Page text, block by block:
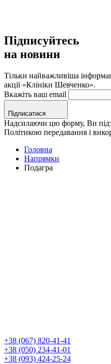
Підписуйтесь
на новини
Тільки найважливіша
акції «Клініки Шевченко».
Вкажіть ваш email
Підписатися
Надсилаючи цю форму, Ви
Політикою передавання і
Головна
Напрямки
Подагра
+38 (067) 820-41-41
+38 (050) 234-41-01
+38 (093) 424-25-24